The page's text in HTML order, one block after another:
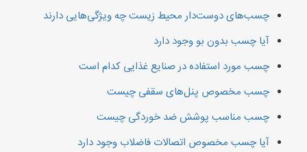
چسب‌های دوست‌دار محیط زیست چه ویژگی‌هایی دارند
آیا چسب بدون بو وجود دارد
چسب مورد استفاده در صنایع غذایی کدام است
چسب مخصوص پنل‌های سقفی چیست
چسب مناسب پوشش ضد خوردگی چیست
آیا چسب مخصوص اتصالات فاضلاب وجود دارد